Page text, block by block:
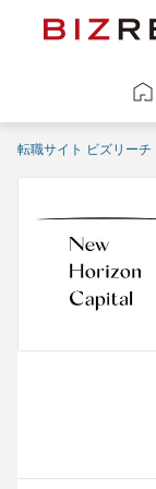
転職サイト ビズリーチ